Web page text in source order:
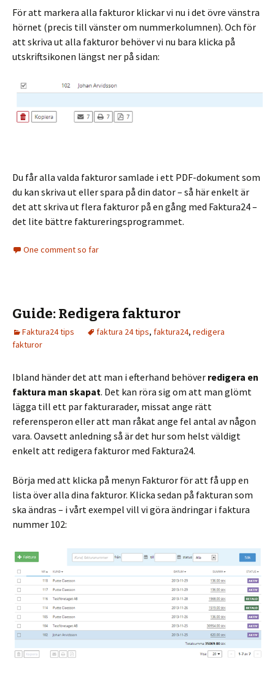
För att markera alla fakturor klickar vi nu i det övre vänstra
hörnet (precis till vänster om nummerkolumnen). Och för
att skriva ut alla fakturor behöver vi nu bara klicka på
utskriftsikonen längst ner på sidan:
Du får alla valda fakturor samlade i ett PDF-dokument som
du kan skriva ut eller spara på din dator – så här enkelt är
det att skriva ut flera fakturor på en gång med Faktura24 –
det lite bättre faktureringsprogrammet.
One comment so far
Guide: Redigera fakturor
Faktura24 tips faktura 24 tips, faktura24, redigera
fakturor
Ibland händer det att man i efterhand behöver redigera en
faktura man skapat. Det kan röra sig om att man glömt
lägga till ett par fakturarader, missat ange rätt
referensperon eller att man råkat ange fel antal av någon
vara. Oavsett anledning så är det hur som helst väldigt
enkelt att redigera fakturor med Faktura24.
Börja med att klicka på menyn Fakturor för att få upp en
lista över alla dina fakturor. Klicka sedan på fakturan som
ska ändras – i vårt exempel vill vi göra ändringar i faktura
nummer 102: